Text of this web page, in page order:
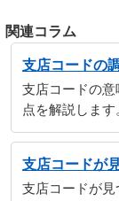
関連コラム
支店コードの
支店コードの
点を解説します
支店コードが
支店コードが